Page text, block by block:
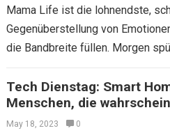
Mama Life ist die lohnendste,
Gegenüberstellung von
die Bandbreite füllen. Morgen
Tech Dienstag: Smart
Menschen, die
verlieren
May 18, 2023 0